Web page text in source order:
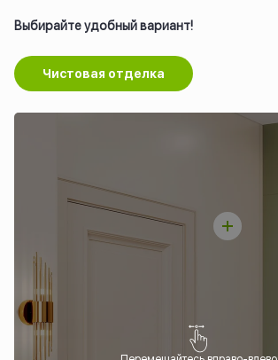
Выбирайте удобный вариант!
Чистовая отделка